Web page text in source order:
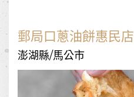
郵局口蔥油餅惠民店
澎湖縣/馬公市